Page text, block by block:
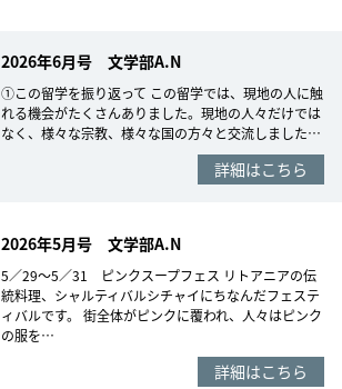
2026年6月号 文学部A.N
①この留学を振り返って この留学では、現地の人に触
れる機会がたくさんありました。現地の人々だけでは
なく、様々な宗教、様々な国の方々と交流しました…
詳細はこちら
2026年5月号 文学部A.N
5／29～5／31 ピンクスープフェス リトアニアの伝
統料理、シャルティバルシチャイにちなんだフェステ
ィバルです。 街全体がピンクに覆われ、人々はピンク
の服を…
詳細はこちら